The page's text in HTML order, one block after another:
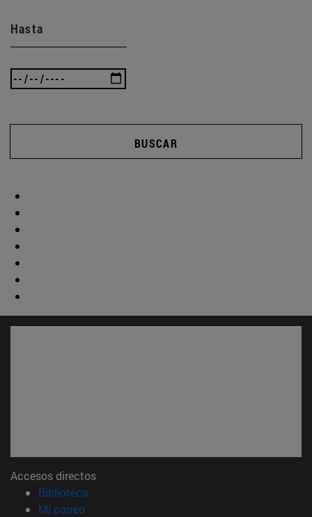
Hasta
BUSCAR
Accesos directos
Biblioteca
Mi correo(abre en nueva ventana)